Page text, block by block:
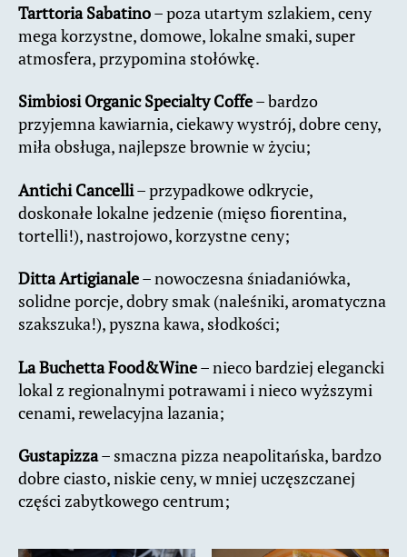
Tarttoria Sabatino– poza utartym szlakiem, ceny
mega korzystne, domowe, lokalne smaki, super
atmosfera, przypomina stołówkę.
Simbiosi Organic Specialty Coffe– bardzo
przyjemna kawiarnia, ciekawy wystrój, dobre ceny,
miła obsługa, najlepsze brownie w życiu;
Antichi Cancelli– przypadkowe odkrycie,
doskonałe lokalne jedzenie (mięso fiorentina,
tortelli!), nastrojowo, korzystne ceny;
Ditta Artigianale– nowoczesna śniadaniówka,
solidne porcje, dobry smak (naleśniki, aromatyczna
szakszuka!), pyszna kawa, słodkości;
La Buchetta Food&Wine– nieco bardziej elegancki
lokal z regionalnymi potrawami i nieco wyższymi
cenami, rewelacyjna lazania;
Gustapizza– smaczna pizza neapolitańska, bardzo
dobre ciasto, niskie ceny, w mniej uczęszczanej
części zabytkowego centrum;